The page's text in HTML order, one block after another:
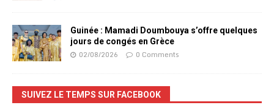
Guinée : Mamadi Doumbouya s’offre quelques
jours de congés en Grèce
02/08/2026 0 Comments
SUIVEZ LE TEMPS SUR FACEBOOK